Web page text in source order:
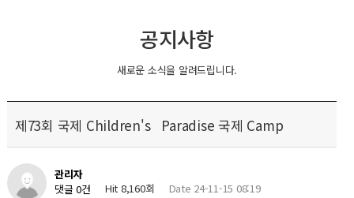
공지사항
새로운 소식을 알려드립니다.
제73회 국제 Children's Paradise 국제 Camp
관리자
댓글 0건
Hit 8,160회 Date 24-11-15 08:19